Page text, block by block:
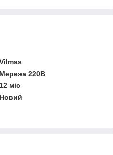
Vilmas
Мережа 220В
12 міс
Новий